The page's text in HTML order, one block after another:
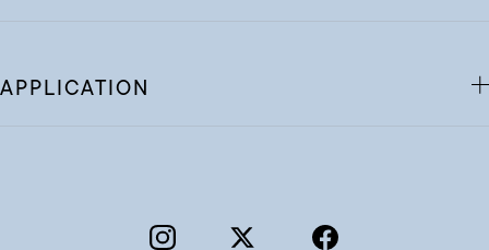
APPLICATION